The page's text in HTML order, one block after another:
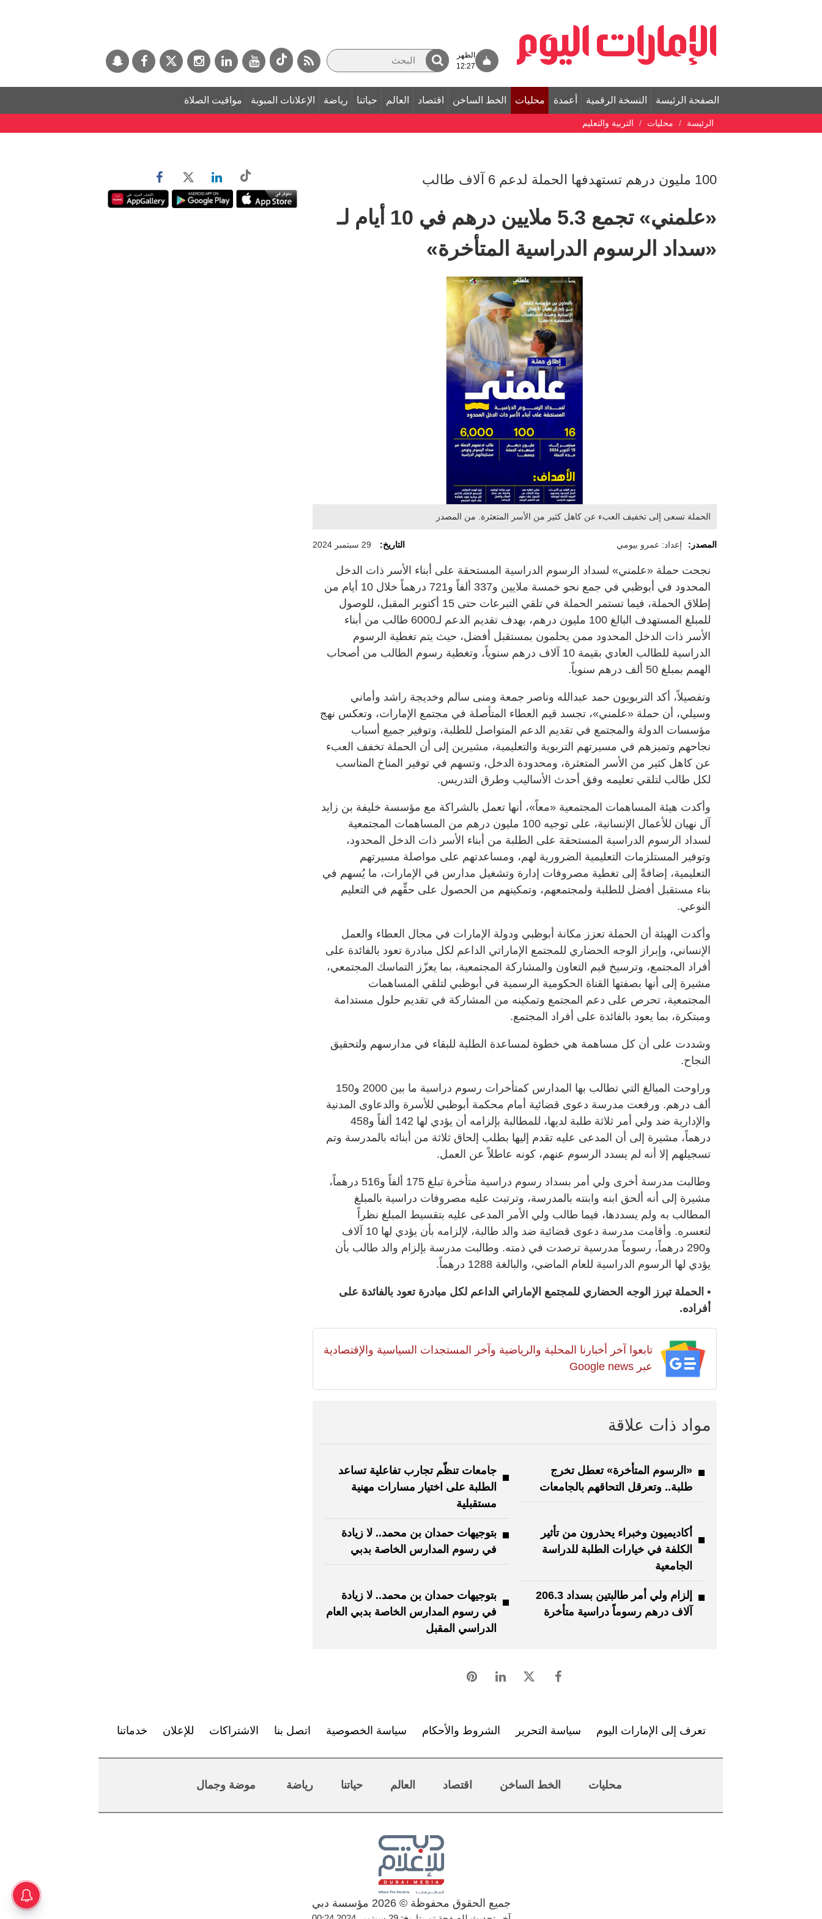
الظهر
12:27
الصفحة الرئيسة النسخة الرقمية أعمدة محليات الخط الساخن اقتصاد العالم حياتنا رياضة الإعلانات المبوبة مواقيت الصلاة
الرئيسة محليات التربية والتعليم
100 مليون درهم تستهدفها الحملة لدعم 6 آلاف طالب
«علمني» تجمع 5.3 ملايين درهم في 10 أيام لـ
«سداد الرسوم الدراسية المتأخرة»
الحملة تسعى إلى تخفيف العبء عن كاهل كثير من الأسر المتعثرة. من المصدر
المصدر: إعداد: عمرو بيومي التاريخ: 29 سبتمبر 2024
نجحت حملة «علمني» لسداد الرسوم الدراسية المستحقة على أبناء الأسر ذات الدخل
المحدود في أبوظبي في جمع نحو خمسة ملايين و337 ألفاً و721 درهماً خلال 10 أيام من
إطلاق الحملة، فيما تستمر الحملة في تلقي التبرعات حتى 15 أكتوبر المقبل، للوصول
للمبلغ المستهدف البالغ 100 مليون درهم، بهدف تقديم الدعم لـ6000 طالب من أبناء
الأسر ذات الدخل المحدود ممن يحلمون بمستقبل أفضل، حيث يتم تغطية الرسوم
الدراسية للطالب العادي بقيمة 10 آلاف درهم سنوياً، وتغطية رسوم الطالب من أصحاب
الهمم بمبلغ 50 ألف درهم سنوياً.
وتفصيلاً، أكد التربويون حمد عبدالله وناصر جمعة ومنى سالم وخديجة راشد وأماني
وسيلي، أن حملة «علمني»، تجسد قيم العطاء المتأصلة في مجتمع الإمارات، وتعكس نهج
مؤسسات الدولة والمجتمع في تقديم الدعم المتواصل للطلبة، وتوفير جميع أسباب
نجاحهم وتميزهم في مسيرتهم التربوية والتعليمية، مشيرين إلى أن الحملة تخفف العبء
عن كاهل كثير من الأسر المتعثرة، ومحدودة الدخل، وتسهم في توفير المناخ المناسب
لكل طالب لتلقي تعليمه وفق أحدث الأساليب وطرق التدريس.
وأكدت هيئة المساهمات المجتمعية «معاً»، أنها تعمل بالشراكة مع مؤسسة خليفة بن زايد
آل نهيان للأعمال الإنسانية، على توجيه 100 مليون درهم من المساهمات المجتمعية
لسداد الرسوم الدراسية المستحقة على الطلبة من أبناء الأسر ذات الدخل المحدود،
وتوفير المستلزمات التعليمية الضرورية لهم، ومساعدتهم على مواصلة مسيرتهم
التعليمية، إضافةً إلى تغطية مصروفات إدارة وتشغيل مدارس في الإمارات، ما يُسهم في
بناء مستقبل أفضل للطلبة ولمجتمعهم، وتمكينهم من الحصول على حقِّهم في التعليم
النوعي.
وأكدت الهيئة أن الحملة تعزز مكانة أبوظبي ودولة الإمارات في مجال العطاء والعمل
الإنساني، وإبراز الوجه الحضاري للمجتمع الإماراتي الداعم لكل مبادرة تعود بالفائدة على
أفراد المجتمع، وترسيخ قيم التعاون والمشاركة المجتمعية، بما يعزّز التماسك المجتمعي،
مشيرة إلى أنها بصفتها القناة الحكومية الرسمية في أبوظبي لتلقي المساهمات
المجتمعية، تحرص على دعم المجتمع وتمكينه من المشاركة في تقديم حلول مستدامة
ومبتكرة، بما يعود بالفائدة على أفراد المجتمع.
وشددت على أن كل مساهمة هي خطوة لمساعدة الطلبة للبقاء في مدارسهم ولتحقيق
النجاح.
وراوحت المبالغ التي تطالب بها المدارس كمتأخرات رسوم دراسية ما بين 2000 و150
ألف درهم. ورفعت مدرسة دعوى قضائية أمام محكمة أبوظبي للأسرة والدعاوى المدنية
والإدارية ضد ولي أمر ثلاثة طلبة لديها، للمطالبة بإلزامه أن يؤدي لها 142 ألفاً و458
درهماً، مشيرة إلى أن المدعى عليه تقدم إليها بطلب إلحاق ثلاثة من أبنائه بالمدرسة وتم
تسجيلهم إلا أنه لم يسدد الرسوم عنهم، كونه عاطلاً عن العمل.
وطالبت مدرسة أخرى ولي أمر بسداد رسوم دراسية متأخرة تبلغ 175 ألفاً و516 درهماً،
مشيرة إلى أنه ألحق ابنه وابنته بالمدرسة، وترتبت عليه مصروفات دراسية بالمبلغ
المطالب به ولم يسددها، فيما طالب ولي الأمر المدعى عليه بتقسيط المبلغ نظراً
لتعسره. وأقامت مدرسة دعوى قضائية ضد والد طالبة، لإلزامه بأن يؤدي لها 10 آلاف
و290 درهماً، رسوماً مدرسية ترصدت في ذمته. وطالبت مدرسة بإلزام والد طالب بأن
يؤدي لها الرسوم الدراسية للعام الماضي، والبالغة 1288 درهماً.
• الحملة تبرز الوجه الحضاري للمجتمع الإماراتي الداعم لكل مبادرة تعود بالفائدة على
أفراده.
تابعوا آخر أخبارنا المحلية والرياضية وآخر المستجدات السياسية والإقتصادية
عبر Google news
مواد ذات علاقة
«الرسوم المتأخرة» تعطل تخرج
طلبة.. وتعرقل التحاقهم بالجامعات
جامعات تنظّم تجارب تفاعلية تساعد
الطلبة على اختيار مسارات مهنية
مستقبلية
أكاديميون وخبراء يحذرون من تأثير
الكلفة في خيارات الطلبة للدراسة
الجامعية
بتوجيهات حمدان بن محمد.. لا زيادة
في رسوم المدارس الخاصة بدبي
إلزام ولي أمر طالبتين بسداد 206.3
آلاف درهم رسوماً دراسية متأخرة
بتوجيهات حمدان بن محمد.. لا زيادة
في رسوم المدارس الخاصة بدبي العام
الدراسي المقبل
تعرف إلى الإمارات اليوم سياسة التحرير الشروط والأحكام سياسة الخصوصية اتصل بنا الاشتراكات للإعلان خدماتنا
محليات الخط الساخن اقتصاد العالم حياتنا رياضة موضة وجمال
جميع الحقوق محفوظة © 2026 مؤسسة دبي